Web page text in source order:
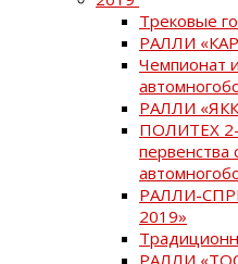
Трековые
РАЛЛИ
Чемпионат
РАЛЛИ
ПОЛИТЕХ 2-
первенства
РАЛЛИ-
2019»
РАЛЛИ